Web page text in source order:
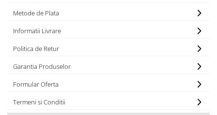
Metode de Plata
Informatii Livrare
Politica de Retur
Garantia Produselor
Formular Oferta
Termeni si Conditii